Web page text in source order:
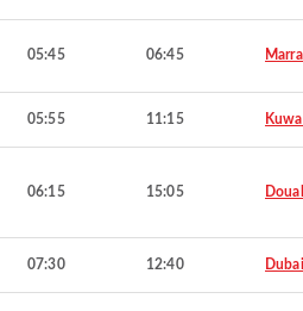
05:45 06:45
05:55 11:15
06:15 15:05
07:30 12:40 Dubai